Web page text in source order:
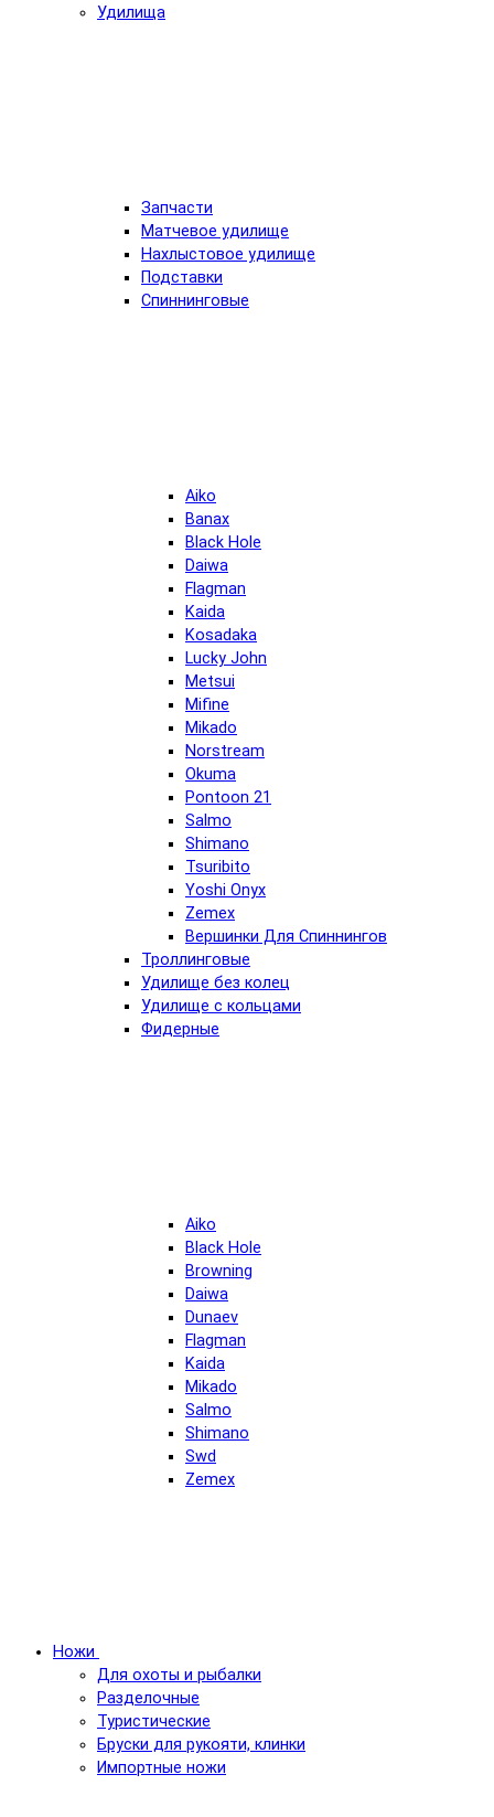
Удилища
Запчасти
Матчевое удилище
Нахлыстовое удилище
Подставки
Спиннинговые
Aiko
Banax
Black Hole
Daiwa
Flagman
Kaida
Kosadaka
Lucky John
Metsui
Mifine
Mikado
Norstream
Okuma
Pontoon 21
Salmo
Shimano
Tsuribito
Yoshi Onyx
Zemex
Вершинки Для Спиннингов
Троллинговые
Удилище без колец
Удилище с кольцами
Фидерные
Aiko
Black Hole
Browning
Daiwa
Dunaev
Flagman
Kaida
Mikado
Salmo
Shimano
Swd
Zemex
Ножи
Для охоты и рыбалки
Разделочные
Туристические
Бруски для рукояти, клинки
Импортные ножи